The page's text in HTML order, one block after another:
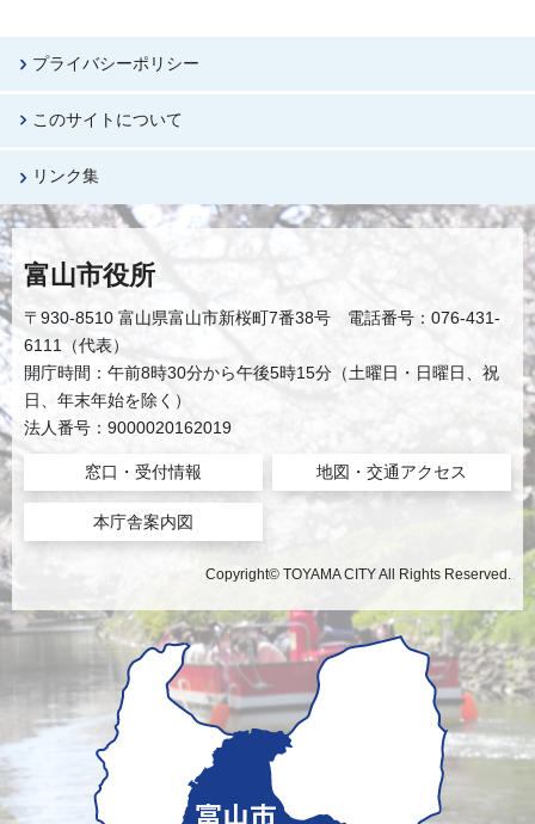
プライバシーポリシー
このサイトについて
リンク集
富山市役所
〒930-8510 富山県富山市新桜町7番38号 電話番号：076-431-
6111（代表）
開庁時間：午前8時30分から午後5時15分（土曜日・日曜日、祝
日、年末年始を除く）
法人番号：9000020162019
窓口・受付情報 地図・交通アクセス
本庁舎案内図
Copyright© TOYAMA CITY All Rights Reserved.